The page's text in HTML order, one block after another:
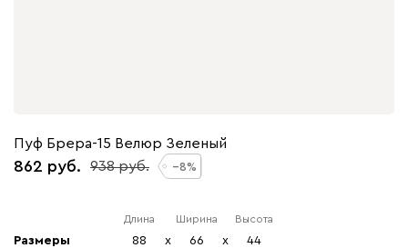
Пуф Брера-15 Велюр Зеленый
862 938 8
Размеры
Длина
88 x
Ширина
66 x
Высота
44